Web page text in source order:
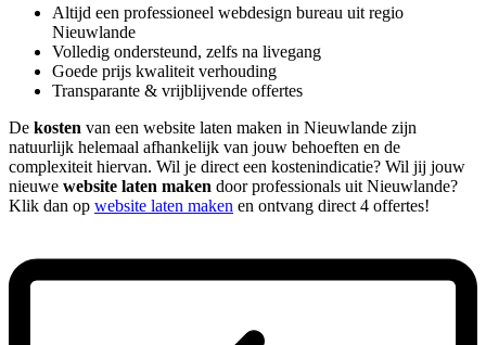
Altijd een professioneel webdesign bureau uit regio
Nieuwlande
Volledig ondersteund, zelfs na livegang
Goede prijs kwaliteit verhouding
Transparante & vrijblijvende offertes
De kosten van een website laten maken in Nieuwlande zijn
natuurlijk helemaal afhankelijk van jouw behoeften en de
complexiteit hiervan. Wil je direct een kostenindicatie? Wil jij jouw
nieuwe website laten maken door professionals uit Nieuwlande?
Klik dan op website laten maken en ontvang direct 4 offertes!